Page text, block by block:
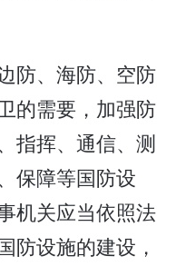
防、海防、空防
的需要，加强防
指挥、通信、测
保障等国防设
机关应当依照法
防设施的建设，